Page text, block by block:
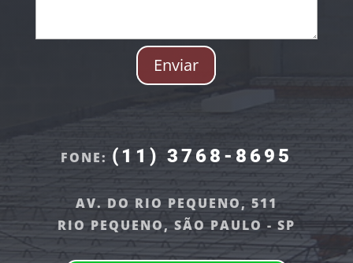
Enviar
FONE: (11) 3768-8695
AV. DO RIO PEQUENO, 511
RIO PEQUENO, SÃO PAULO - SP